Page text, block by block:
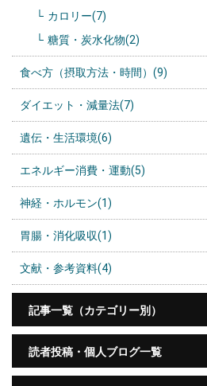
カロリー(7)
糖質・炭水化物(2)
食べ方（摂取方法・時間）(9)
ダイエット・減量法(7)
遺伝・生活環境(6)
エネルギー消費・運動(5)
神経・ホルモン(1)
胃腸・消化吸収(1)
文献・参考資料(4)
記事一覧（カテゴリー別）
読者投稿・個人ブログ一覧